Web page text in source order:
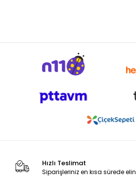
Hızlı Teslimat
Siparişleriniz en kısa sürede